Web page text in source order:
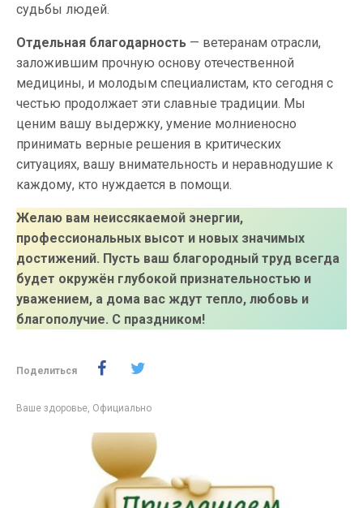
судьбы людей.
Отдельная благодарность — ветеранам отрасли,
заложившим прочную основу отечественной
медицины, и молодым специалистам, кто сегодня с
честью продолжает эти славные традиции. Мы
ценим вашу выдержку, умение молниеносно
принимать верные решения в критических
ситуациях, вашу внимательность и неравнодушие к
каждому, кто нуждается в помощи.
Желаю вам неиссякаемой энергии,
профессиональных высот и новых значимых
достижений. Пусть ваш благородный труд всегда
будет окружён глубокой признательностью и
уважением, а дома вас ждут тепло, любовь и
благополучие. С праздником!
Поделиться
Ваше здоровье Официально